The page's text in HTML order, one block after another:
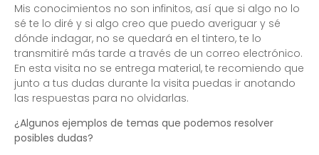
Mis conocimientos no son infinitos, así que si algo no lo
sé te lo diré y si algo creo que puedo averiguar y sé
dónde indagar, no se quedará en el tintero, te lo
transmitiré más tarde a través de un correo electrónico.
En esta visita no se entrega material, te recomiendo que
junto a tus dudas durante la visita puedas ir anotando
las respuestas para no olvidarlas.
¿Algunos ejemplos de temas que podemos resolver
posibles dudas?